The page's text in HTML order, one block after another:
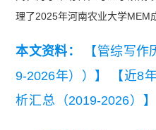
理了2025年河南农业大学MEM
本文资料：
【管综写
9-2026年））】
【近8
析汇总（2019-2026）】